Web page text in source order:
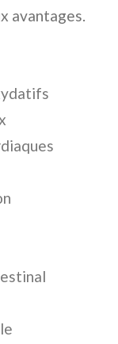
avantages.